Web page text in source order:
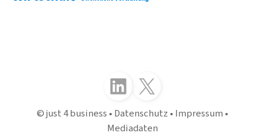
Folgen Sie uns auf LinkedInFolgen Sie uns auf X (Twitter)
just 4 business Datenschutz Impressum
Mediadaten